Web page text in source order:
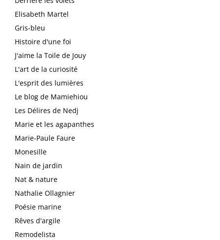
Elisabeth Martel
Gris-bleu
Histoire d'une foi
J'aime la Toile de Jouy
L'art de la curiosité
L'esprit des lumières
Le blog de Mamiehiou
Les Délires de Nedj
Marie et les agapanthes
Marie-Paule Faure
Monesille
Nain de jardin
Nat & nature
Nathalie Ollagnier
Poésie marine
Rêves d'argile
Remodelista